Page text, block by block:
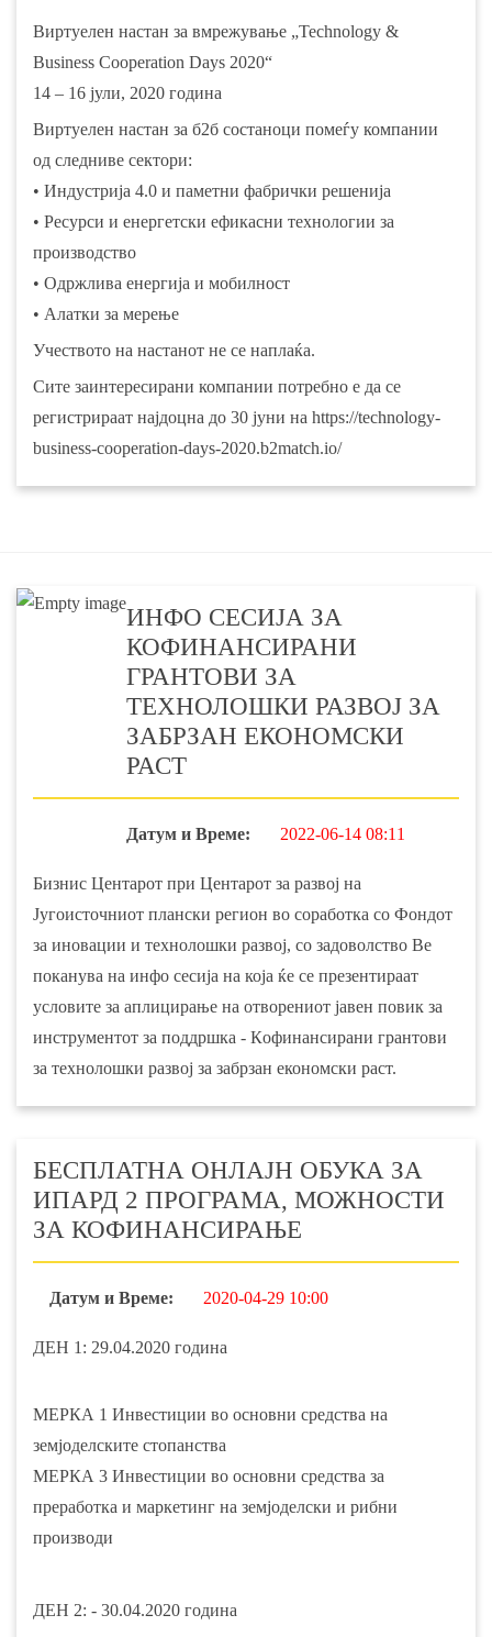
Виртуелен настан за вмрежување „Technology &
Business Cooperation Days 2020“
14 – 16 јули, 2020 година
Виртуелен настан за б2б состаноци помеѓу компании
од следниве сектори:
• Индустрија 4.0 и паметни фабрички решенија
• Ресурси и енергетски ефикасни технологии за
производство
• Одржлива енергија и мобилност
• Алатки за мерење
Учеството на настанот не се наплаќа.
Сите заинтересирани компании потребно е да се
регистрираат најдоцна до 30 јуни на https://technology-
business-cooperation-days-2020.b2match.io/
ИНФО СЕСИЈА ЗА
КОФИНАНСИРАНИ
ГРАНТОВИ ЗА
ТЕХНОЛОШКИ РАЗВОЈ ЗА
ЗАБРЗАН ЕКОНОМСКИ
РАСТ
Датум и Време: 2022-06-14 08:11
Бизнис Центарот при Центарот за развој на
Југоисточниот плански регион во соработка со Фондот
за иновации и технолошки развој, со задоволство Ве
поканува на инфо сесија на која ќе се презентираат
условите за аплицирање на отворениот јавен повик за
инструментот за поддршка - Кoфинансирани грантови
за технолошки развој за забрзан економски раст.
БЕСПЛАТНА ОНЛАЈН ОБУКА ЗА
ИПАРД 2 ПРОГРАМА, МОЖНОСТИ
ЗА КОФИНАНСИРАЊЕ
Датум и Време: 2020-04-29 10:00
ДЕН 1: 29.04.2020 година
МЕРКА 1 Инвестиции во основни средства на
земјоделските стопанства
МЕРКА 3 Инвестиции во основни средства за
преработка и маркетинг на земјоделски и рибни
производи
ДЕН 2: - 30.04.2020 година